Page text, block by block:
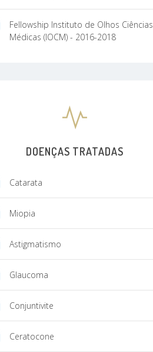
Fellowship Instituto de Olhos Ciências
Médicas (IOCM) - 2016-2018
DOENÇAS TRATADAS
Catarata
Miopia
Astigmatismo
Glaucoma
Conjuntivite
Ceratocone